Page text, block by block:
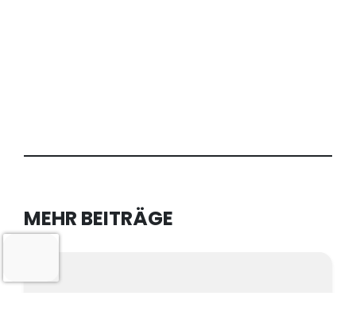
MEHR BEITRÄGE